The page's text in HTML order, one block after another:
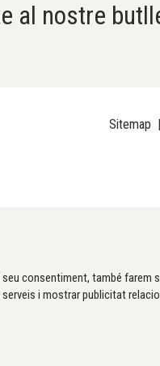
al nostre
Sitemap
consentiment, també farem
i mostrar publicitat